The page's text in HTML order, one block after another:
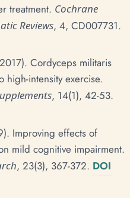
treatment. Cochrane
Reviews, 4, CD007731.
Cordyceps militaris
high-intensity exercise.
, 14(1), 42-53.
Improving effects of
mild cognitive impairment.
, 23(3), 367-372. DOI